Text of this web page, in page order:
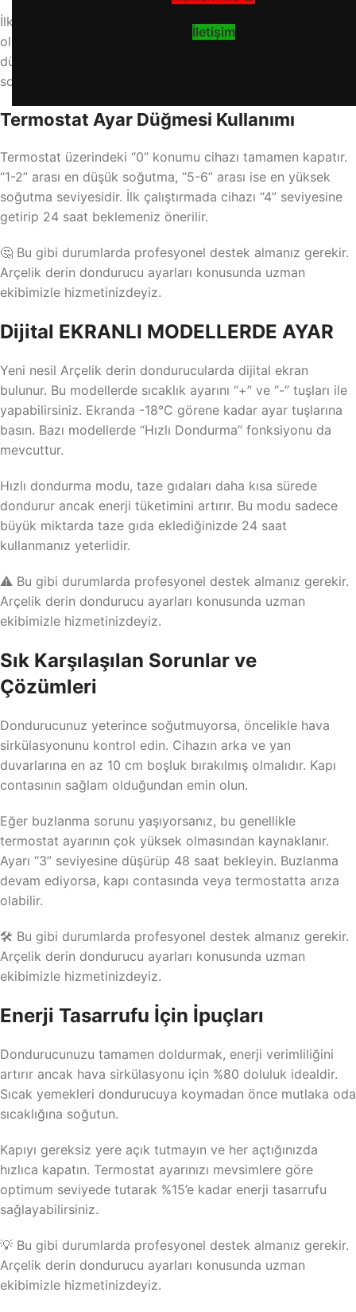
İletişim
İlk olarak dondurucunuzun fişini takılı olduğundan emin
olun. Ardından cihazın iç kısmında bulunan termostat
düğmesini bulun. Bu düğme genellikle üst bölümde veya
soğutucu panelin yanında yer alır.
Termostat Ayar Düğmesi Kullanımı
Termostat üzerindeki “0” konumu cihazı tamamen kapatır.
“1-2” arası en düşük soğutma, “5-6” arası ise en yüksek
soğutma seviyesidir. İlk çalıştırmada cihazı “4” seviyesine
getirip 24 saat beklemeniz önerilir.
🤔 Bu gibi durumlarda profesyonel destek almanız gerekir.
Arçelik derin dondurucu ayarları konusunda uzman
ekibimizle hizmetinizdeyiz.
Dijital EKRANLI MODELLERDE AYAR
Yeni nesil Arçelik derin dondurucularda dijital ekran
bulunur. Bu modellerde sıcaklık ayarını “+” ve “-” tuşları ile
yapabilirsiniz. Ekranda -18°C görene kadar ayar tuşlarına
basın. Bazı modellerde “Hızlı Dondurma” fonksiyonu da
mevcuttur.
Hızlı dondurma modu, taze gıdaları daha kısa sürede
dondurur ancak enerji tüketimini artırır. Bu modu sadece
büyük miktarda taze gıda eklediğinizde 24 saat
kullanmanız yeterlidir.
⚠️ Bu gibi durumlarda profesyonel destek almanız gerekir.
Arçelik derin dondurucu ayarları konusunda uzman
ekibimizle hizmetinizdeyiz.
Sık Karşılaşılan Sorunlar ve
Çözümleri
Dondurucunuz yeterince soğutmuyorsa, öncelikle hava
sirkülasyonunu kontrol edin. Cihazın arka ve yan
duvarlarına en az 10 cm boşluk bırakılmış olmalıdır. Kapı
contasının sağlam olduğundan emin olun.
Eğer buzlanma sorunu yaşıyorsanız, bu genellikle
termostat ayarının çok yüksek olmasından kaynaklanır.
Ayarı “3” seviyesine düşürüp 48 saat bekleyin. Buzlanma
devam ediyorsa, kapı contasında veya termostatta arıza
olabilir.
🛠️ Bu gibi durumlarda profesyonel destek almanız gerekir.
Arçelik derin dondurucu ayarları konusunda uzman
ekibimizle hizmetinizdeyiz.
Enerji Tasarrufu İçin İpuçları
Dondurucunuzu tamamen doldurmak, enerji verimliliğini
artırır ancak hava sirkülasyonu için %80 doluluk idealdir.
Sıcak yemekleri dondurucuya koymadan önce mutlaka oda
sıcaklığına soğutun.
Kapıyı gereksiz yere açık tutmayın ve her açtığınızda
hızlıca kapatın. Termostat ayarınızı mevsimlere göre
optimum seviyede tutarak %15’e kadar enerji tasarrufu
sağlayabilirsiniz.
💡 Bu gibi durumlarda profesyonel destek almanız gerekir.
Arçelik derin dondurucu ayarları konusunda uzman
ekibimizle hizmetinizdeyiz.